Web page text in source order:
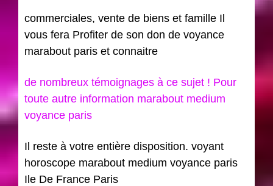
commerciales, vente de biens et famille Il
vous fera Profiter de son don de voyance
marabout paris et connaitre
de nombreux témoignages à ce sujet ! Pour
toute autre information marabout medium
voyance paris
Il reste à votre entière disposition. voyant
horoscope marabout medium voyance paris
Ile De France Paris